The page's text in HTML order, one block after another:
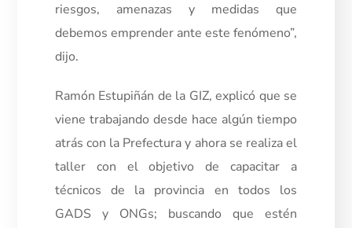
riesgos, amenazas y medidas que
debemos emprender ante este fenómeno”,
dijo.
Ramón Estupiñán de la GIZ, explicó que se
viene trabajando desde hace algún tiempo
atrás con la Prefectura y ahora se realiza el
taller con el objetivo de capacitar a
técnicos de la provincia en todos los
GADS y ONGs; buscando que estén